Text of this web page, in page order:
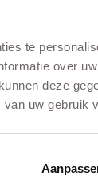
te
over
deze
uw gebruik
MEER